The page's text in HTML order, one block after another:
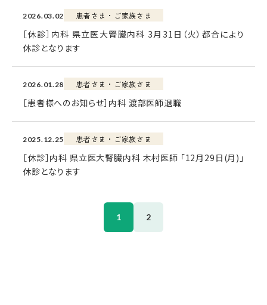
2026.03.02 患者さま・ご家族さま
［休診］内科 県立医大腎臓内科 3月31日（火）都合により
休診となります
2026.01.28 患者さま・ご家族さま
［患者様へのお知らせ］内科 渡部医師退職
2025.12.25 患者さま・ご家族さま
［休診］内科 県立医大腎臓内科 木村医師 「12月29日(月)」
休診となります
1 2